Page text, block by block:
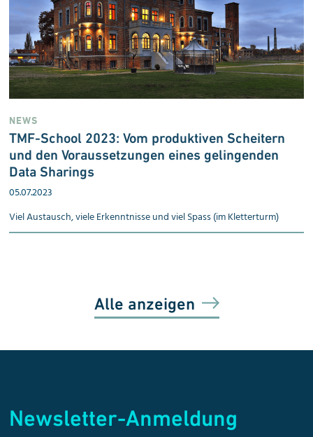
NEWS
TMF-School 2023: Vom produktiven Scheitern
und den Voraus­setzungen eines gelingenden
Data Sharings
05.07.2023
Viel Austausch, viele Erkenntnisse und viel Spass (im Kletterturm)
Alle anzeigen
Newsletter-Anmeldung